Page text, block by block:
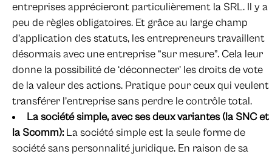
entreprises apprécieront particulièrement la SRL. Il y a
peu de règles obligatoires. Et grâce au large champ
d’application des statuts, les entrepreneurs travaillent
désormais avec une entreprise “sur mesure”. Cela leur
donne la possibilité de ‘déconnecter’ les droits de vote
de la valeur des actions. Pratique pour ceux qui veulent
transférer l’entreprise sans perdre le contrôle total.
La société simple, avec ses deux variantes (la SNC et
la Scomm): La société simple est la seule forme de
société sans personnalité juridique. En raison de sa